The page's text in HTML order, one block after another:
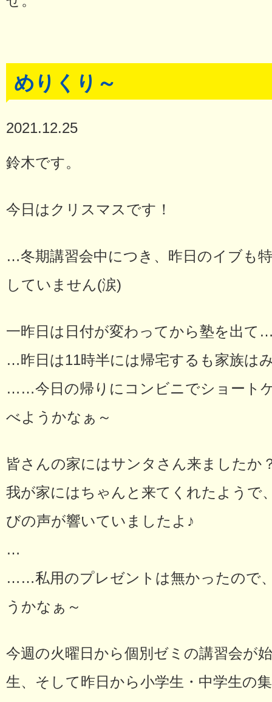
めりくり～
2021.12.25
鈴木です。
今日はクリスマスです！
…冬期講習会中につき、昨日のイブも
していません(涙)
一昨日は日付が変わってから塾を出て
…昨日は11時半には帰宅するも家族は
……今日の帰りにコンビニでショート
べようかなぁ～
皆さんの家にはサンタさん来ましたか
我が家にはちゃんと来てくれたようで
びの声が響いていましたよ♪
…
……私用のプレゼントは無かったので
うかなぁ～
今週の火曜日から個別ゼミの講習会が
生、そして昨日から小学生・中学生の